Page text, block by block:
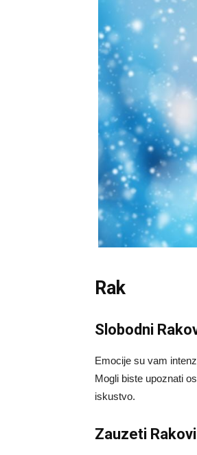
Rak
Slobodni
Emocije su vam
Mogli biste upoznati
iskustvo.
Zauzeti Rakovi